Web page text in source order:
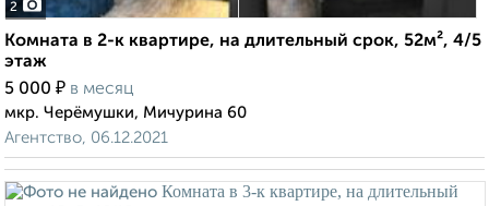
2
Комната в 2-к квартире, на длительный срок, 52м², 4/5
этаж
5 000 ₽ в месяц
мкр. Черёмушки, Мичурина 60
Агентство, 06.12.2021